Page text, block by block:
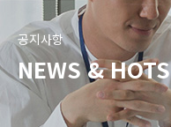
공지사항
NEWS & HOTS